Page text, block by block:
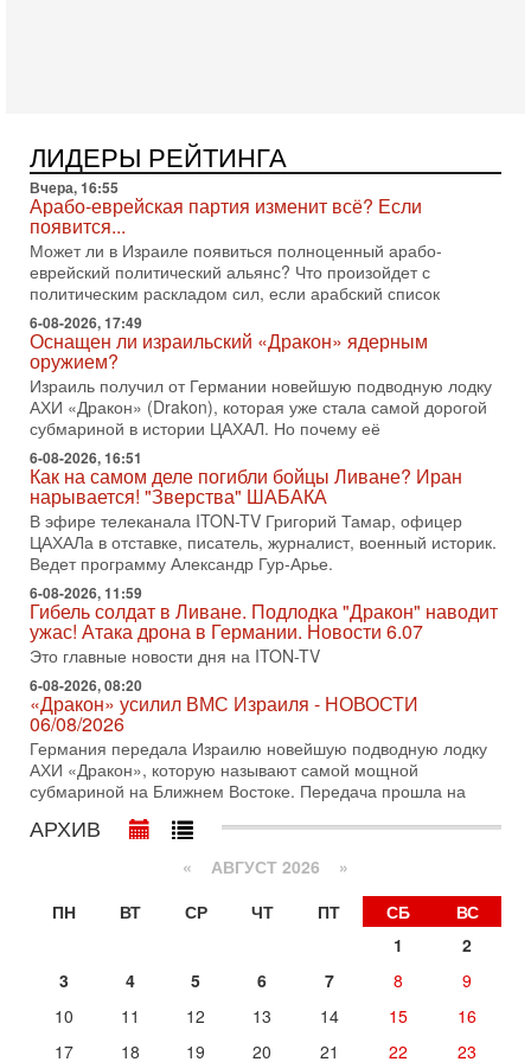
«Русский голос» Израиля: кто заберет его на этот
раз?
Голоса русскоязычных репатриантов не раз кардинально
меняли политический ландшафт Израиля. Достаточно
вспомнить взлет партии «Исраэль ба-алия», когда
31-07-2026, 17:00
Тайны закрытых дверей: о чём на самом деле
молчат Трамп и Нетаньяху?
Недавний визит премьер-министра Израиля Биньямина
Нетаньяху в США и его встреча с Дональдом Трампом
оставили больше вопросов, чем ответов. Полная
31-07-2026, 15:18
Иран готовит покушение на Нетаниягу! Трамп не
хочет эскалации, но КСИР готовит взрыв!
В эфире телеканала ITON-TV СЕРГЕЙ МИГДАЛЬ, эксперт
по вопросам безопасности, офицер запаса
Международного управления полиции Израиля, автор
31-07-2026, 09:02
Битва за разоружение ХАМАСа - НОВОСТИ
31/07/2026
Сегодня президент США Дональд Трамп заявил о
достижении исторического соглашения о полном
разоружении ХАМАСа и других вооруженных группировок в
30-07-2026, 17:59
Иран доведет Трампа до крайних мер? Разбор и
оценка от военного обозревателя Давида Шарпа
Ситуация вокруг противостояния Ирана и США накаляется
с каждым днем. Почему Трамп в самый последний момент
отменил решение о нанесении тяжелых ударов
30-07-2026, 16:54
Покупатель авиакомпании «Аркия» намерен
запретить полеты по субботам!
Вокруг возможной продажи авиакомпании «Аркия»
разгорается громкий конфликт.
Президент США Дональд Трамп сегодня рассматривает
возможность масштабной военной операции против Ирана
ЛИДЕРЫ РЕЙТИНГА
Вчера, 16:55
Арабо-еврейская партия изменит всё? Если
появится...
Может ли в Израиле появиться полноценный арабо-
еврейский политический альянс? Что произойдет с
политическим раскладом сил, если арабский список
6-08-2026, 17:49
Оснащен ли израильский «Дракон» ядерным
оружием?
Израиль получил от Германии новейшую подводную лодку
АХИ «Дракон» (Drakon), которая уже стала самой дорогой
субмариной в истории ЦАХАЛ. Но почему её
6-08-2026, 16:51
Как на самом деле погибли бойцы Ливане? Иран
нарывается! "Зверства" ШАБАКА
В эфире телеканала ITON-TV Григорий Тамар, офицер
ЦАХАЛа в отставке, писатель, журналист, военный историк.
Ведет программу Александр Гур-Арье.
6-08-2026, 11:59
Гибель солдат в Ливане. Подлодка "Дракон" наводит
ужас! Атака дрона в Германии. Новости 6.07
Это главные новости дня на ITON-TV
6-08-2026, 08:20
«Дракон» усилил ВМС Израиля - НОВОСТИ
06/08/2026
Германия передала Израилю новейшую подводную лодку
АХИ «Дракон», которую называют самой мощной
субмариной на Ближнем Востоке. Передача прошла на
АРХИВ
« АВГУСТ 2026 »
ПН
ВТ СР ЧТ ПТ СБ
ВС
1
2
3
4 5 6 7 8
9
10
11 12 13 14 15
16
17
18 19 20 21 22
23